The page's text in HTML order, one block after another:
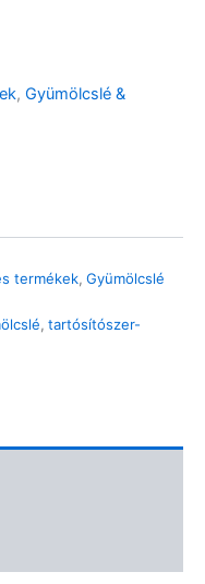
, Gyümölcslé &
termékek, Gyümölcslé
, tartósítószer-